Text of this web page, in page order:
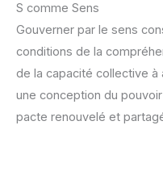
S comme Sens
Gouverner par le sens
conditions de la
de la capacité collective à
une conception du
pacte renouvelé et